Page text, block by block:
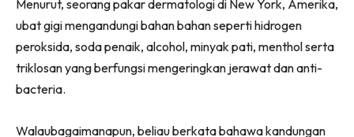
Menurut, seorang pakar dermatologi di New York, Amerika,
ubat gigi mengandungi bahan bahan seperti hidrogen
peroksida, soda penaik, alcohol, minyak pati, menthol serta
triklosan yang berfungsi mengeringkan jerawat dan anti-
bacteria.
Walaubagaimanapun, beliau berkata bahawa kandungan